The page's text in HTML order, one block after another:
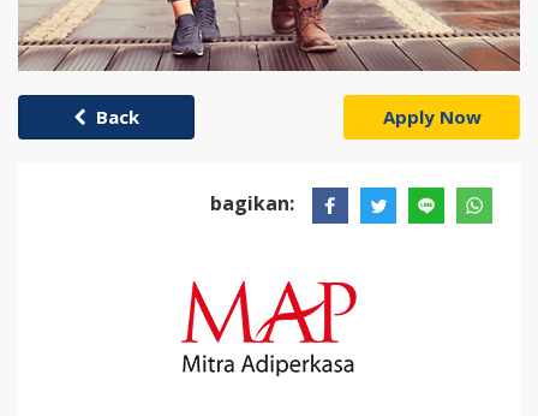
Back Apply Now
bagikan: